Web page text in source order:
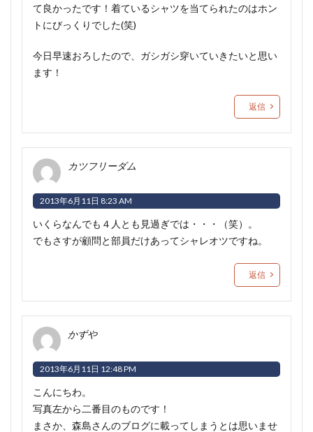
て良かったです！着ているシャツを当てられたのはホン
トにびっくりでした(笑)
今日早速おろしたので、ガシガシ穿いていきたいと思い
ます！
返信
カツフリーダム
2013年6月11日 8:23 AM
いくらなんでも４人とも見過ぎでは・・・（笑）。
でもさすが顧問と部員だけあってシャレオツですね。
返信
かずや
2013年6月11日 12:48 PM
こんにちわ。
写真左から二番目のものです！
まさか、森島さんのブログに載ってしまうとは思いませ